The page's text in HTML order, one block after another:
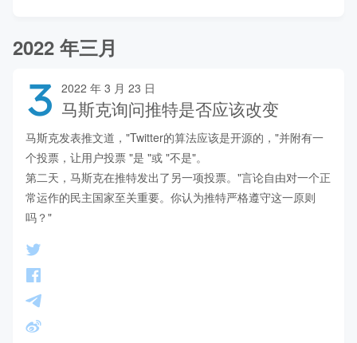
2022 年三月
3 2022 年 3 月 23 日
马斯克询问推特是否应该改变
马斯克发表推文道，"Twitter的算法应该是开源的，"并附有一
个投票，让用户投票 "是 "或 "不是"。
第二天，马斯克在推特发出了另一项投票。"言论自由对一个正
常运作的民主国家至关重要。你认为推特严格遵守这一原则
吗？"